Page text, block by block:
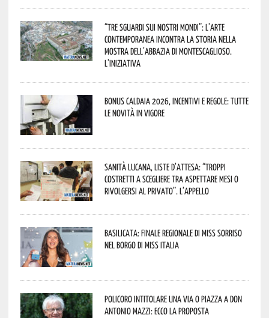
“Tre Sguardi sui Nostri Mondi”: l’arte
contemporanea incontra la storia nella
mostra dell’Abbazia di Montescaglioso.
L’iniziativa
Bonus caldaia 2026, incentivi e regole: tutte
le novità in vigore
Sanità lucana, liste d’attesa: “Troppi
costretti a scegliere tra aspettare mesi o
rivolgersi al privato”. L’appello
Basilicata: finale regionale di Miss Sorriso
nel borgo di Miss Italia
Policoro intitolare una via o piazza a don
Antonio Mazzi: ecco la proposta